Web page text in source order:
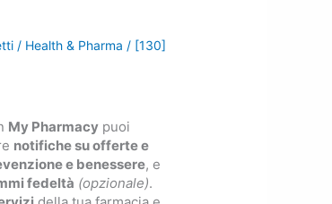
/ Health & Pharma / [130]
My Pharmacy puoi
notifiche su offerte e
e benessere, e
fedeltà (opzionale).